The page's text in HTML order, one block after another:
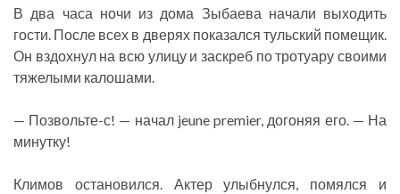
В два часа ночи из дома Зыбаева начали выходить
гости. После всех в дверях показался тульский помещик.
Он вздохнул на всю улицу и заскреб по тротуару своими
тяжелыми калошами.
— Позвольте-с! — начал jeune premier, догоняя его. — На
минутку!
Климов остановился. Актер улыбнулся, помялся и